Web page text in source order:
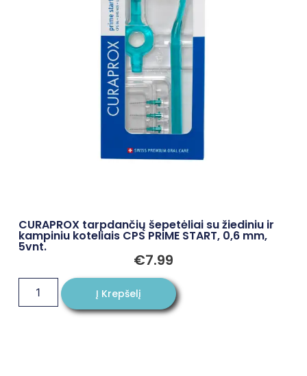
CURAPROX tarpdančių šepetėliai su žiediniu ir
kampiniu koteliais CPS PRIME START, 0,6 mm,
5vnt.
€7.99
Į Krepšelį